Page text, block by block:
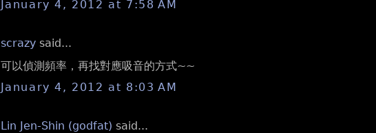
January 4, 2012 at 7:58 AM
scrazysaid...
可以偵測頻率，再找對應吸音的方式~~
January 4, 2012 at 8:03 AM
Lin Jen-Shin (godfat) said...